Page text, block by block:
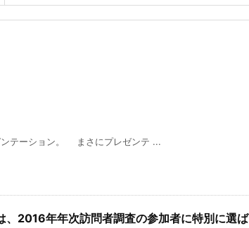
テーション。 まさにプレゼンテ ...
、2016年年次訪問者調査の参加者に特別に選ば